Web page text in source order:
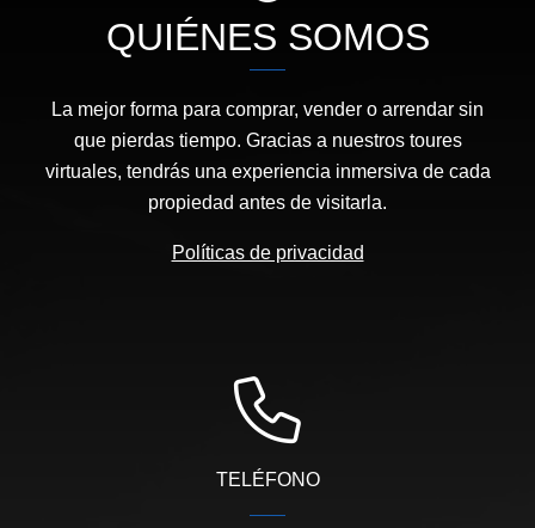
QUIÉNES SOMOS
La mejor forma para comprar, vender o arrendar sin
que pierdas tiempo. Gracias a nuestros toures
virtuales, tendrás una experiencia inmersiva de cada
propiedad antes de visitarla.
Políticas de privacidad
TELÉFONO